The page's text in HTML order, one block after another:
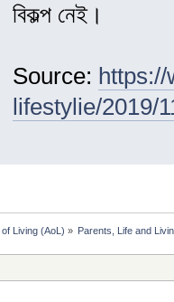
বিকল্প নেই।
Source:
lifestylie/2019/
Living (AoL) » Parents, Life and